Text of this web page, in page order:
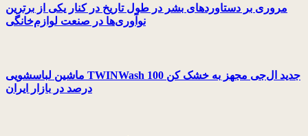
مروری بر دستاوردهاى بشر در طول تاریخ در کنار یکى از برترین
نوآورى‌ها در صنعت لوازم‌خانگى
ماشین لباسشویی TWINWash جدید ال‌جی مجهز به خشک کن 100
درصد در بازار ایران